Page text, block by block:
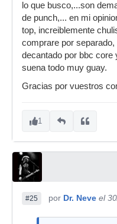
lo que busco,...son
de punch,... en mi
top, increiblemente
comprare por
decantado por bbc core
suena todo muy guay.
Gracias por vuestros
1
#25 por Dr. Neve el